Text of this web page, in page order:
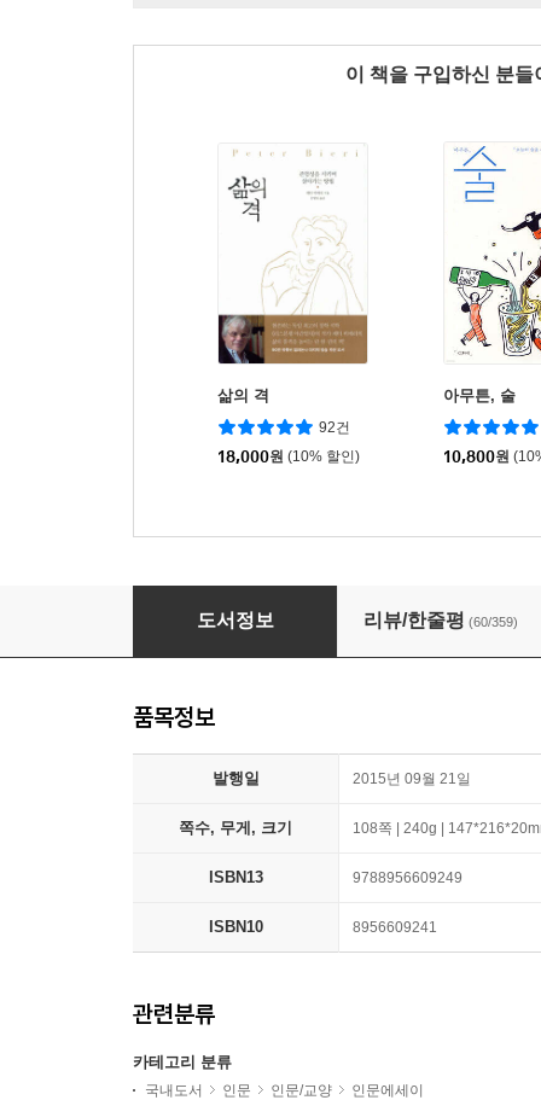
이 책을 구입하신 분
삶의 격
92건
18,000원 (10% 할인)
아무튼, 술
10,800원
자기 결정
도서정보 리뷰/한줄평 (60/359)
품목정보
발행일 2015년 09월 21일
쪽수, 무게, 크기 108쪽 | 240g |
ISBN13 9788956609249
ISBN10 8956609241
관련분류
카테고리 분류
국내도서 인문 인문/교양 인문에세이